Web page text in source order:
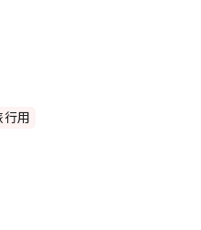
行用